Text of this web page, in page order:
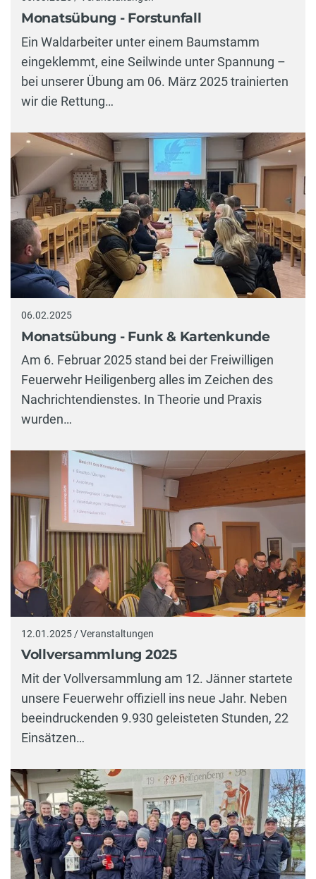
Monatsübung - Forstunfall
Ein Waldarbeiter unter einem Baumstamm
eingeklemmt, eine Seilwinde unter Spannung –
bei unserer Übung am 06. März 2025 trainierten
wir die Rettung…
06.02.2025
Monatsübung - Funk & Kartenkunde
Am 6. Februar 2025 stand bei der Freiwilligen
Feuerwehr Heiligenberg alles im Zeichen des
Nachrichtendienstes. In Theorie und Praxis
wurden…
12.01.2025 / Veranstaltungen
Vollversammlung 2025
Mit der Vollversammlung am 12. Jänner startete
unsere Feuerwehr offiziell ins neue Jahr. Neben
beeindruckenden 9.930 geleisteten Stunden, 22
Einsätzen…